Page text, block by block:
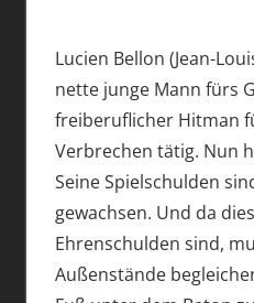
Lucien Bellon (Jean-
nette junge Mann fürs
freiberuflicher Hitman
Verbrechen tätig. Nun
Seine Spielschulden
gewachsen. Und da
Ehrenschulden sind,
Außenstände